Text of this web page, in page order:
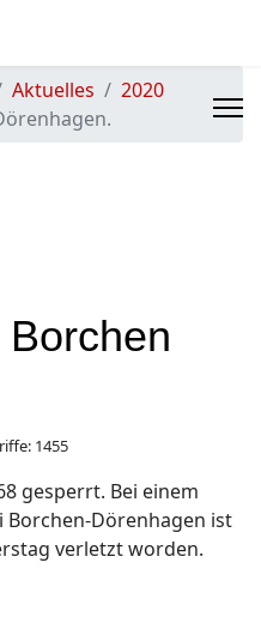
Aktuelles
2020
1455
gesperrt. Bei einem
Dörenhagen ist
verletzt worden.